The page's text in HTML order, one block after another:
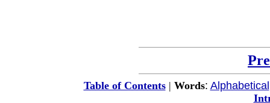
Table of Contents| Words: Alphabetical